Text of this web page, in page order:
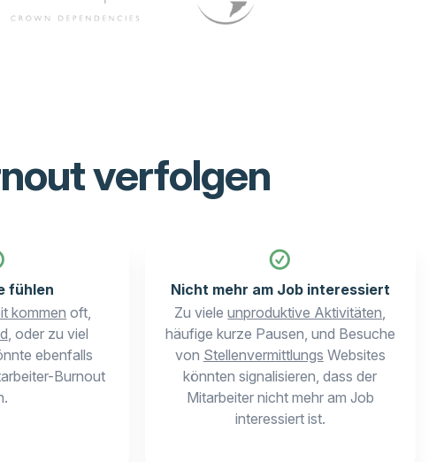
verfolgen
fühlen
kommen oft,
, oder zu viel
ebenfalls
Burnout
Nicht mehr am Job interessiert
Zu vieleunproduktive Aktivitäten
häufige kurze Pausen, und Besuche
von Stellenvermittlungs Websites
könnten signalisieren, dass der
Mitarbeiter nicht mehr am Job
interessiert ist.